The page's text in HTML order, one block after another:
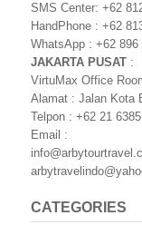
SMS Center: +62
HandPhone : +62
WhatsApp : +62 896
JAKARTA PUSAT :
VirtuMax Office
Alamat : Jalan Kota
Telpon : +62 21
Email :
CATEGORIES